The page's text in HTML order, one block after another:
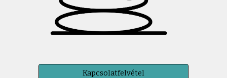
Kapcsolatfelvétel